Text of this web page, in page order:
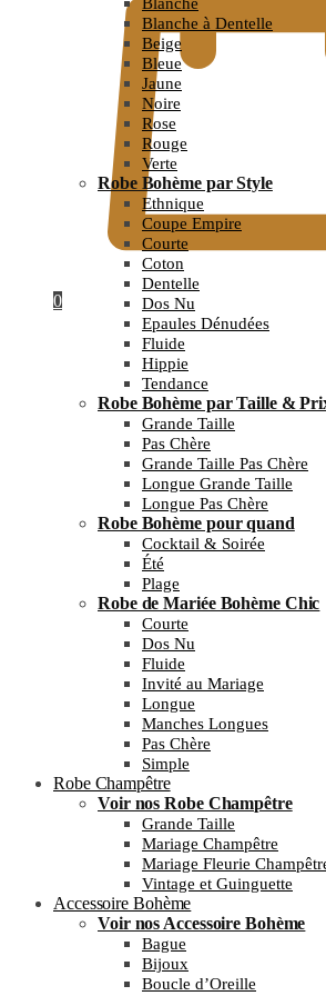
0
Blanche à Dentelle
Beige
Bleue
Jaune
Noire
Rose
Rouge
Verte
Robe Bohème par Style
Ethnique
Coupe Empire
Courte
Coton
Dentelle
Dos Nu
Epaules Dénudées
Fluide
Hippie
Tendance
Robe Bohème par Taille &
Grande Taille
Pas Chère
Grande Taille Pas Chère
Longue Grande Taille
Longue Pas Chère
Robe Bohème pour quand
Cocktail & Soirée
Été
Plage
Robe de Mariée Bohème Chic
Courte
Dos Nu
Fluide
Invité au Mariage
Longue
Manches Longues
Pas Chère
Simple
Robe Champêtre
Voir nos Robe Champêtre
Grande Taille
Mariage Champêtre
Mariage Fleurie
Vintage et Guinguette
Accessoire Bohème
Voir nos Accessoire Bohème
Bague
Bijoux
Boucle d’Oreille